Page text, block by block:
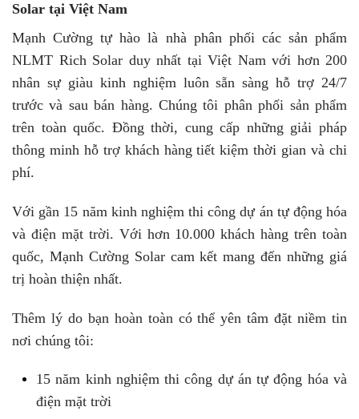
Solar tại Việt Nam
Mạnh Cường tự hào là nhà phân phối các sản phẩm
NLMT Rich Solar duy nhất tại Việt Nam với hơn 200
nhân sự giàu kinh nghiệm luôn sẵn sàng hỗ trợ 24/7
trước và sau bán hàng. Chúng tôi phân phối sản phẩm
trên toàn quốc. Đồng thời, cung cấp những giải pháp
thông minh hỗ trợ khách hàng tiết kiệm thời gian và chi
phí.
Với gần 15 năm kinh nghiệm thi công dự án tự động hóa
và điện mặt trời. Với hơn 10.000 khách hàng trên toàn
quốc, Mạnh Cường Solar cam kết mang đến những giá
trị hoàn thiện nhất.
Thêm lý do bạn hoàn toàn có thể yên tâm đặt niềm tin
nơi chúng tôi:
15 năm kinh nghiệm thi công dự án tự động hóa và
điện mặt trời